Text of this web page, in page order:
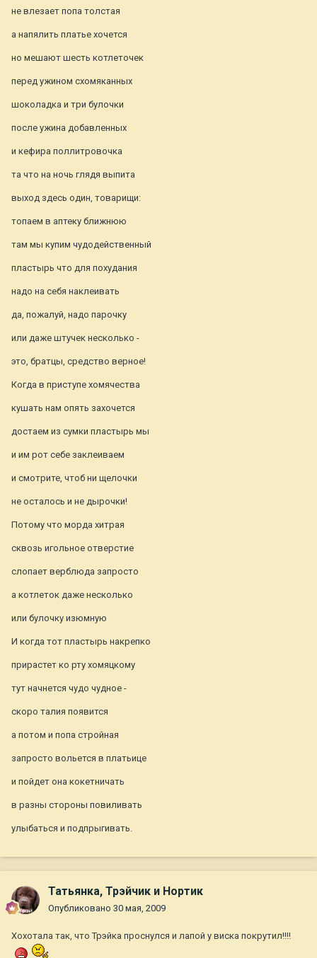
не влезает попа толстая
а напялить платье хочется
но мешают шесть котлеточек
перед ужином схомяканных
шоколадка и три булочки
после ужина добавленных
и кефира поллитровочка
та что на ночь глядя выпита
выход здесь один, товарищи:
топаем в аптеку ближнюю
там мы купим чудодейственный
пластырь что для похудания
надо на себя наклеивать
да, пожалуй, надо парочку
или даже штучек несколько -
это, братцы, средство верное!
Когда в приступе хомячества
кушать нам опять захочется
достаем из сумки пластырь мы
и им рот себе заклеиваем
и смотрите, чтоб ни щелочки
не осталось и не дырочки!
Потому что морда хитрая
сквозь игольное отверстие
слопает верблюда запросто
а котлеток даже несколько
или булочку изюмную
И когда тот пластырь накрепко
прирастет ко рту хомяцкому
тут начнется чудо чудное -
скоро талия появится
а потом и попа стройная
запросто вольется в платьице
и пойдет она кокетничать
в разны стороны повиливать
улыбаться и подпрыгивать.
Татьянка, Трэйчик и Нортик
Опубликовано 30 мая, 2009
Хохотала так, что Трэйка проснулся и лапой у виска покрутил!!!!